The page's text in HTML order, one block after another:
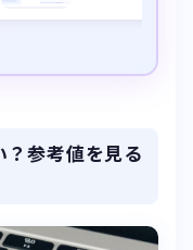
参考値を見る